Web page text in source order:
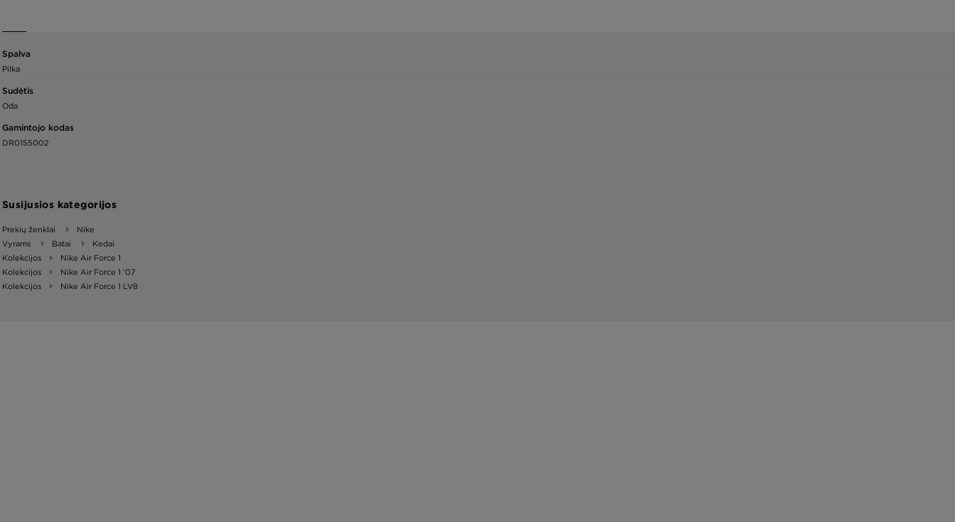
Spalva
Pilka
Sudėtis
Oda
Gamintojo kodas
DR0155002
Susijusios kategorijos
Prekių ženklai
Nike
Vyrams
Batai
Kedai
Kolekcijos
Nike Air Force 1
Kolekcijos
Nike Air Force 1 '07
Kolekcijos
Nike Air Force 1 LV8